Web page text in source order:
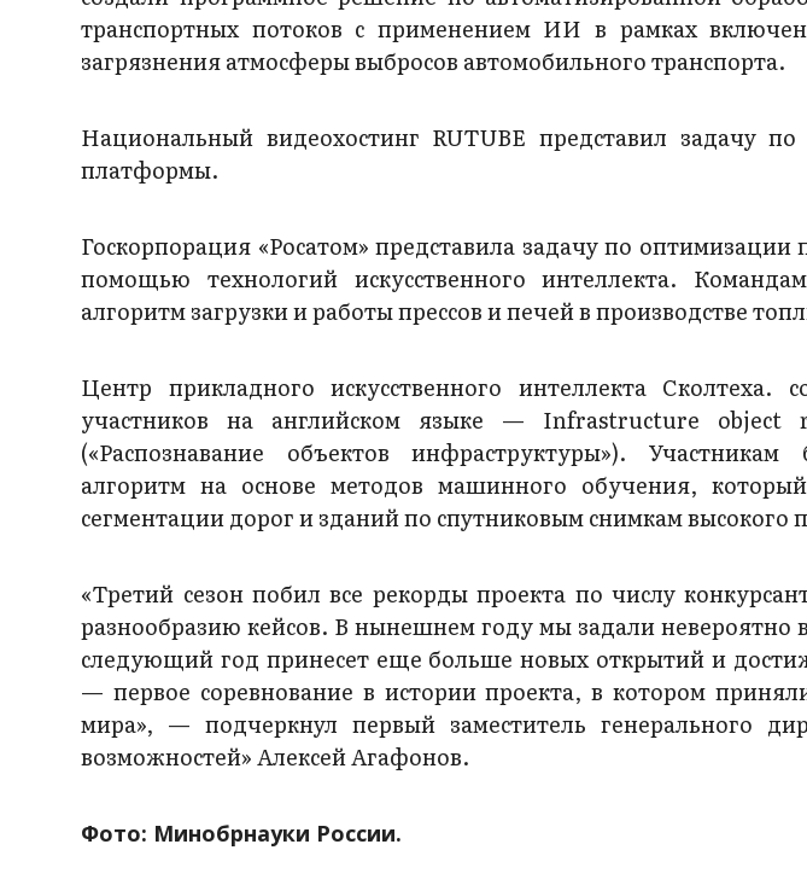
транспортных потоков с применением ИИ в рамках
загрязнения атмосферы выбросов автомобильного транспорта.
Национальный видеохостинг RUTUBE представил задачу
платформы.
Госкорпорация «Росатом» представила задачу по оптимизации
помощью технологий искусственного интеллекта.
алгоритм загрузки и работы прессов и печей в производстве
Центр прикладного искусственного интеллекта Сколтеха.
участников на английском языке — Infrastructure
(«Распознавание объектов инфраструктуры»).
алгоритм на основе методов машинного обучения,
сегментации дорог и зданий по спутниковым снимкам высокого
«Третий сезон побил все рекорды проекта по числу
разнообразию кейсов. В нынешнем году мы задали невероятно
следующий год принесет еще больше новых открытий и
— первое соревнование в истории проекта, в котором
мира», — подчеркнул первый заместитель генерального
возможностей» Алексей Агафонов.
Фото: Минобрнауки России.